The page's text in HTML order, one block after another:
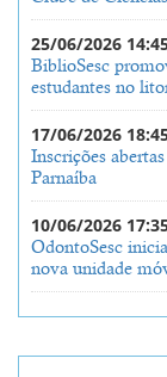
25/06/2026
BiblioSesc
estudantes no
17/06/2026
Inscrições
Parnaíba
10/06/2026
OdontoSesc
nova unidade